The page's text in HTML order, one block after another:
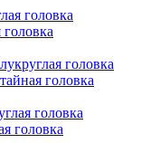
головка
головка
головка
головка
головка